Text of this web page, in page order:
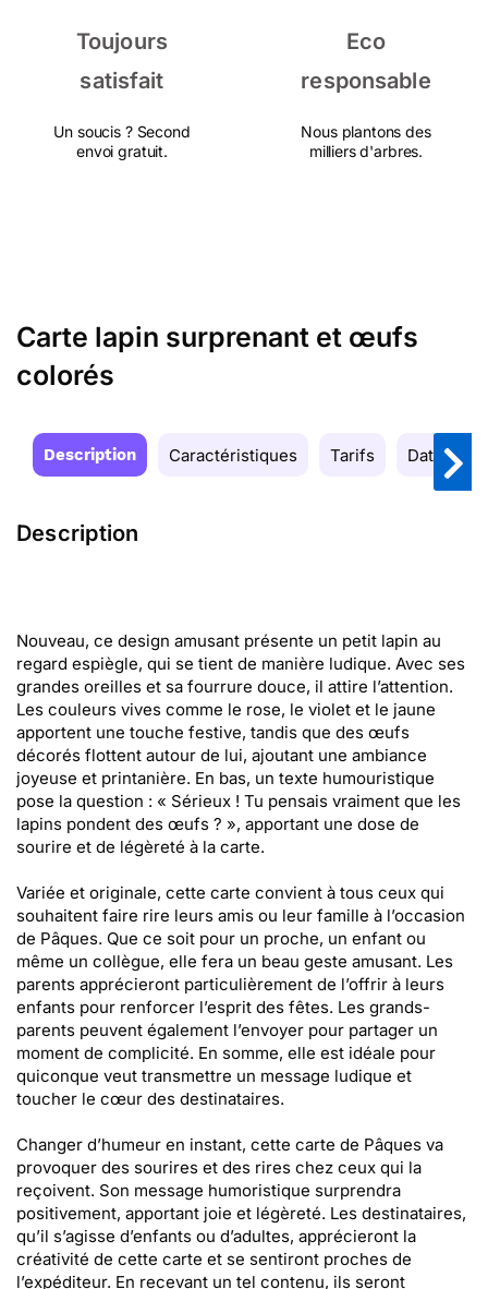
Toujours
satisfait
Un soucis ? Second
envoi gratuit.
Eco
responsable
Nous plantons des
milliers d'arbres.
Carte lapin surprenant et œufs
colorés
Description Caractéristiques Tarifs Date de
Description
Nouveau, ce design amusant présente un petit lapin au
regard espiègle, qui se tient de manière ludique. Avec ses
grandes oreilles et sa fourrure douce, il attire l’attention.
Les couleurs vives comme le rose, le violet et le jaune
apportent une touche festive, tandis que des œufs
décorés flottent autour de lui, ajoutant une ambiance
joyeuse et printanière. En bas, un texte humouristique
pose la question : « Sérieux ! Tu pensais vraiment que les
lapins pondent des œufs ? », apportant une dose de
sourire et de légèreté à la carte.
Variée et originale, cette carte convient à tous ceux qui
souhaitent faire rire leurs amis ou leur famille à l’occasion
de Pâques. Que ce soit pour un proche, un enfant ou
même un collègue, elle fera un beau geste amusant. Les
parents apprécieront particulièrement de l’offrir à leurs
enfants pour renforcer l’esprit des fêtes. Les grands-
parents peuvent également l’envoyer pour partager un
moment de complicité. En somme, elle est idéale pour
quiconque veut transmettre un message ludique et
toucher le cœur des destinataires.
Changer d’humeur en instant, cette carte de Pâques va
provoquer des sourires et des rires chez ceux qui la
reçoivent. Son message humoristique surprendra
positivement, apportant joie et légèreté. Les destinataires,
qu’il s’agisse d’enfants ou d’adultes, apprécieront la
créativité de cette carte et se sentiront proches de
l’expéditeur. En recevant un tel contenu, ils seront